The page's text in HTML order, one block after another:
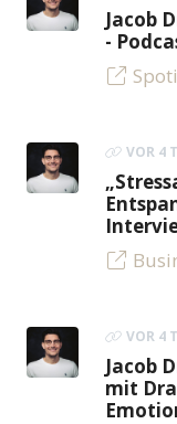
Jacob
-
VOR 4
VOR 4
Jacob
mit